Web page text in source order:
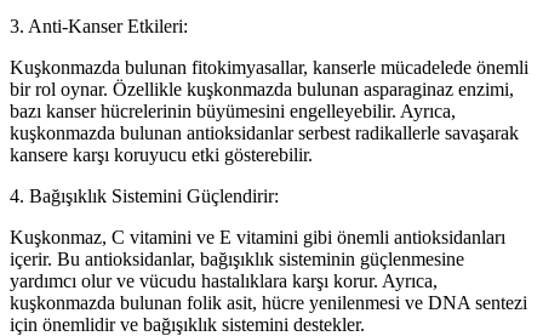
3. Anti-Kanser Etkileri:
Kuşkonmazda bulunan fitokimyasallar, kanserle mücadelede önemli
bir rol oynar. Özellikle kuşkonmazda bulunan asparaginaz enzimi,
bazı kanser hücrelerinin büyümesini engelleyebilir. Ayrıca,
kuşkonmazda bulunan antioksidanlar serbest radikallerle savaşarak
kansere karşı koruyucu etki gösterebilir.
4. Bağışıklık Sistemini Güçlendirir:
Kuşkonmaz, C vitamini ve E vitamini gibi önemli antioksidanları
içerir. Bu antioksidanlar, bağışıklık sisteminin güçlenmesine
yardımcı olur ve vücudu hastalıklara karşı korur. Ayrıca,
kuşkonmazda bulunan folik asit, hücre yenilenmesi ve DNA sentezi
için önemlidir ve bağışıklık sistemini destekler.